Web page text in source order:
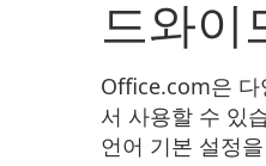
드와이
Office.com은 다
서 사용할 수 있
언어 기본 설정